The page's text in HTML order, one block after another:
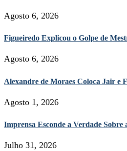
Agosto 6, 2026
Figueiredo Explicou o Golpe de
Agosto 6, 2026
Alexandre de Moraes Coloca Jair e
Agosto 1, 2026
Imprensa Esconde a Verdade
Julho 31, 2026